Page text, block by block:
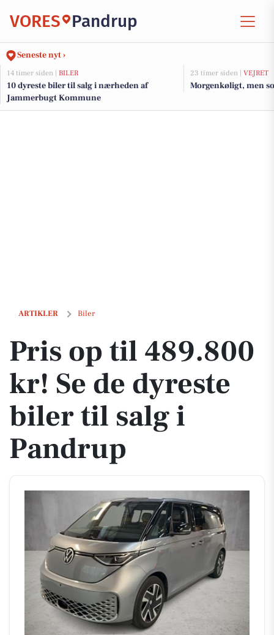
VORES Pandrup
Seneste nyt ›
14 timer siden | BILER
10 dyreste biler til salg i nærheden af
Jammerbugt Kommune
23 timer siden | VEJRET
Morgenkøligt, men
ARTIKLER Biler
Pris op til 489.800 kr! Se de dyreste biler til salg i Pandrup
Pris op til 489.800
kr! Se de dyreste
biler til salg i
Pandrup